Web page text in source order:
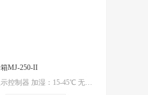
MJ-250-II
数码管显示控制器 加湿：15-45℃ 无加湿：10-45℃